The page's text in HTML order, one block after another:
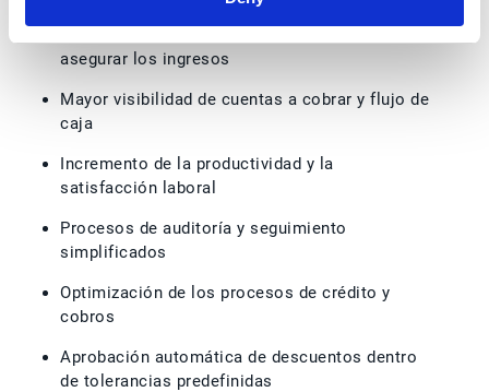
asegurar los ingresos
Mayor visibilidad de cuentas a cobrar y flujo de
caja
Incremento de la productividad y la
satisfacción laboral
Procesos de auditoría y seguimiento
simplificados
Optimización de los procesos de crédito y
cobros
Aprobación automática de descuentos dentro
de tolerancias predefinidas